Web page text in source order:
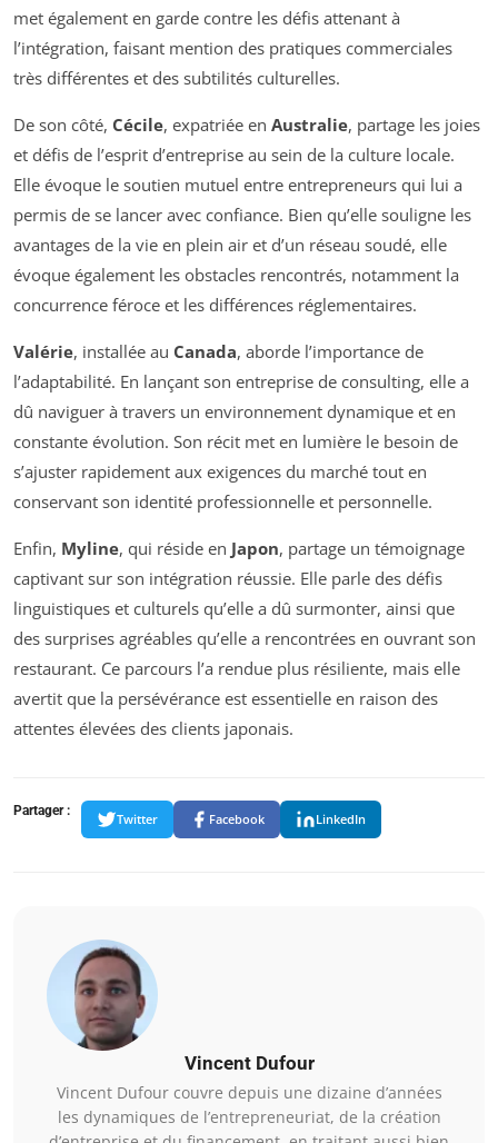
met également en garde contre les défis attenant à
l’intégration, faisant mention des pratiques commerciales
très différentes et des subtilités culturelles.
De son côté, Cécile, expatriée en Australie, partage les joies
et défis de l’esprit d’entreprise au sein de la culture locale.
Elle évoque le soutien mutuel entre entrepreneurs qui lui a
permis de se lancer avec confiance. Bien qu’elle souligne les
avantages de la vie en plein air et d’un réseau soudé, elle
évoque également les obstacles rencontrés, notamment la
concurrence féroce et les différences réglementaires.
Valérie, installée au Canada, aborde l’importance de
l’adaptabilité. En lançant son entreprise de consulting, elle a
dû naviguer à travers un environnement dynamique et en
constante évolution. Son récit met en lumière le besoin de
s’ajuster rapidement aux exigences du marché tout en
conservant son identité professionnelle et personnelle.
Enfin, Myline, qui réside en Japon, partage un témoignage
captivant sur son intégration réussie. Elle parle des défis
linguistiques et culturels qu’elle a dû surmonter, ainsi que
des surprises agréables qu’elle a rencontrées en ouvrant son
restaurant. Ce parcours l’a rendue plus résiliente, mais elle
avertit que la persévérance est essentielle en raison des
attentes élevées des clients japonais.
Partager :
Twitter Facebook LinkedIn
Vincent Dufour
Vincent Dufour couvre depuis une dizaine d’années
les dynamiques de l’entrepreneuriat, de la création